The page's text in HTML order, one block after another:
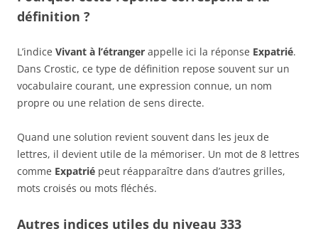
définition ?
L’indice Vivant à l’étranger appelle ici la réponse Expatrié.
Dans Crostic, ce type de définition repose souvent sur un
vocabulaire courant, une expression connue, un nom
propre ou une relation de sens directe.
Quand une solution revient souvent dans les jeux de
lettres, il devient utile de la mémoriser. Un mot de 8 lettres
comme Expatrié peut réapparaître dans d’autres grilles,
mots croisés ou mots fléchés.
Autres indices utiles du niveau 333